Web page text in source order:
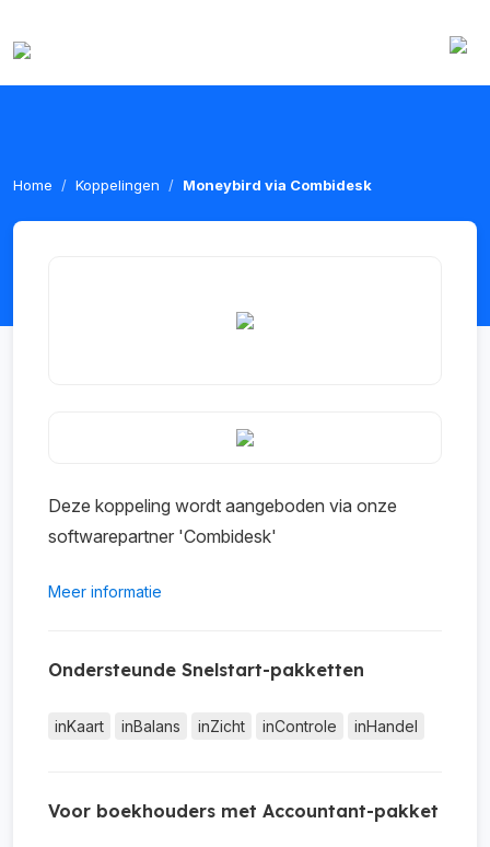
Home Koppelingen Moneybird via Combidesk
Deze koppeling wordt aangeboden via onze
softwarepartner 'Combidesk'
Meer informatie
Ondersteunde Snelstart-pakketten
inKaart inBalans inZicht inControle inHandel
Voor boekhouders met Accountant-pakket